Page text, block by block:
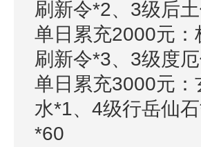
刷新令*2、3级后
单日累充2000元
刷新令*3、3级度
单日累充3000元
水*1、4级行岳仙
*60